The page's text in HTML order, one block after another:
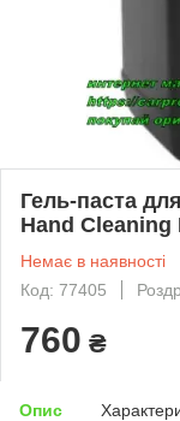
Гель-паста
Hand Cleaning
Немає в наявності
Код: 77405
760 ₴
Опис